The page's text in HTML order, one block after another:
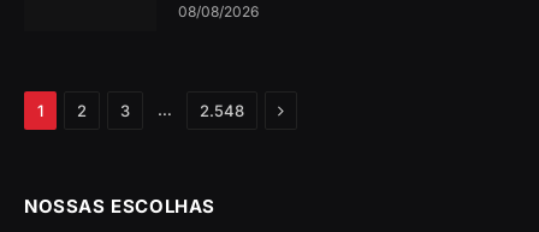
08/08/2026
1 2 3 … 2.548 Próximo
NOSSAS ESCOLHAS